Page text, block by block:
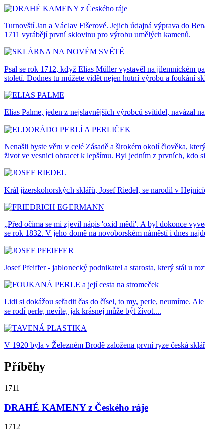
Turnovští Jan a Václav Fišerové. Jejich údajná výprava do
1711 vyrábějí první sklovinu pro výrobu umělých kamenů.
Psal se rok 1712, když Elias Müller vystavěl na jilemnickém
století. Dodnes tu můžete vidět nejen hutní výrobu a foukání
Elias Palme, jeden z nejslavnějších výrobců svítidel, navázal
Nenašli byste věru v celé Zásadě a širokém okolí člověka,
život ve vesnici obracet k lepšímu. Byl jedním z prvních, kdo
Král jizerskohorských sklářů, Josef Riedel, se narodil v
„Před očima se mi zjevil nápis 'oxid mědi'. A byl dokonce
se rok 1832. V jeho domě na novoborském náměstí i dnes
Josef Pfeiffer - jablonecký podnikatel a starosta, který stál u
Lidi si dokážou seřadit čas do čísel, to my, perle, neumíme.
se rodí perle, nevíte, jak krásnej může být život....
V 1920 byla v Železném Brodě založena první ryze česká
Příběhy
1711
DRAHÉ KAMENY z Českého ráje
1712